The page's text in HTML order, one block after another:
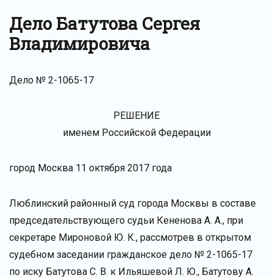
Дело Батутова Сергея
Владимировича
Дело № 2-1065-17
РЕШЕНИЕ
именем Российской Федерации
город Москва 11 октября 2017 года
Люблинский районный суд города Москвы в составе
председательствующего судьи Кененова А. А., при
секретаре Мироновой Ю. К., рассмотрев в открытом
судебном заседании гражданское дело № 2-1065-17
по иску Батутова С. В. к Ильяшевой Л. Ю., Батутову А.